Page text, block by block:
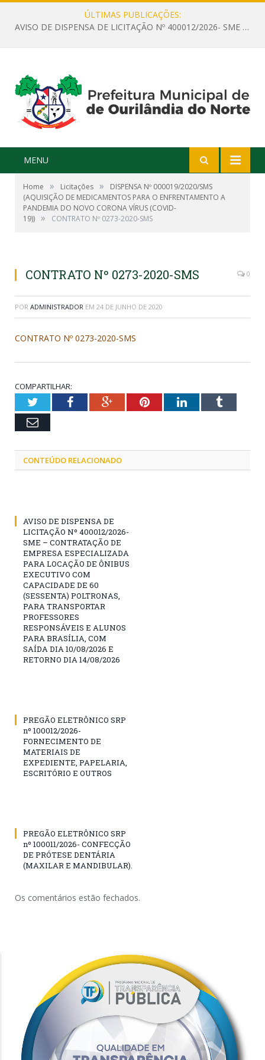
ÚLTIMAS PUBLICAÇÕES:
AVISO DE DISPENSA DE LICITAÇÃO Nº 400012/2026- SME – CONTRATAÇÃO DE EMPRESA ESPECIALIZADA PARA LOCAÇÃO DE ÔNIBUS EXECUTIVO COM CAPACIDADE DE 60 (SESSENTA) POLTRONAS, PARA TRANSPORTAR PROFESSORES RESPONSÁVEIS E ALUNOS PARA BRASÍLIA, COM SAÍDA DIA 10/08/2026 E RETORNO DIA 14/08/2026
MENU
Home » Licitações »
DISPENSA Nº 000019/2020/SMS
(AQUISIÇÃO DE MEDICAMENTOS PARA O ENFRENTAMENTO A
PANDEMIA DO NOVO CORONA VÍRUS (COVID-
19)) » CONTRATO Nº 0273-2020-SMS
CONTRATO Nº 0273-2020-SMS 0
POR ADMINISTRADOR EM 24 DE JUNHO DE 2020
CONTRATO Nº 0273-2020-SMS
COMPARTILHAR:
TwitterFacebookGoogle+PinterestLinkedInTumblr
Email
CONTEÚDO RELACIONADO
AVISO DE DISPENSA DE
LICITAÇÃO Nº 400012/2026-
SME – CONTRATAÇÃO DE
EMPRESA ESPECIALIZADA
PARA LOCAÇÃO DE ÔNIBUS
EXECUTIVO COM
CAPACIDADE DE 60
(SESSENTA) POLTRONAS,
PARA TRANSPORTAR
PROFESSORES
RESPONSÁVEIS E ALUNOS
PARA BRASÍLIA, COM
SAÍDA DIA 10/08/2026 E
RETORNO DIA 14/08/2026
PREGÃO ELETRÔNICO SRP
nº 100012/2026-
FORNECIMENTO DE
MATERIAIS DE
EXPEDIENTE, PAPELARIA,
ESCRITÓRIO E OUTROS
PREGÃO ELETRÔNICO SRP
nº 100011/2026- CONFECÇÃO
DE PRÓTESE DENTÁRIA
(MAXILAR E MANDIBULAR).
Os comentários estão fechados.